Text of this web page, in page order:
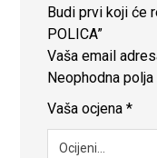
Budi prvi koji će
POLICA”
Vaša email
Neophodna
Vaša ocjena*